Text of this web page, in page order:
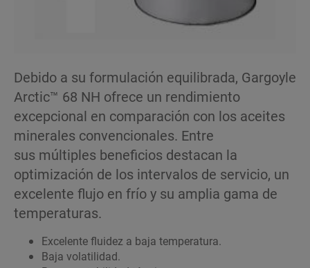
Debido a su formulación equilibrada, Gargoyle
Arctic™ 68 NH ofrece un rendimiento
excepcional en comparación con los aceites
minerales convencionales. Entre
sus múltiples beneficios destacan la
optimización de los intervalos de servicio, un
excelente flujo en frío y su amplia gama de
temperaturas.
Excelente fluidez a baja temperatura.
Baja volatilidad.